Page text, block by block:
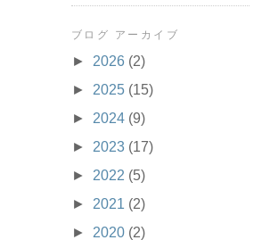
ブログ アーカイブ
► 2026 (2)
► 2025 (15)
► 2024 (9)
► 2023 (17)
► 2022 (5)
► 2021 (2)
► 2020 (2)